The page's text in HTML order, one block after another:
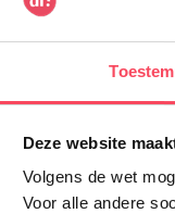
Deze website
Volgens de wet
Voor alle andere